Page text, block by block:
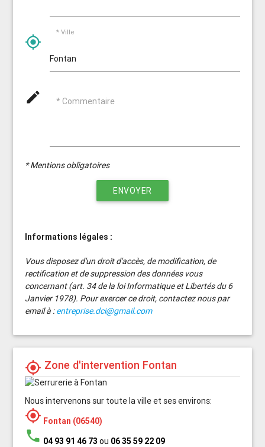
my_location
* Ville
mode_edit * Commentaire
* Mentions obligatoires
ENVOYER
Informations légales :
Vous disposez d'un droit d'accès, de modification, de
rectification et de suppression des données vous
concernant (art. 34 de la loi Informatique et Libertés du 6
Janvier 1978). Pour exercer ce droit, contactez nous par
email à :entreprise.dci@gmail.com
my_location Zone d'intervention Fontan
Nous intervenons sur toute la ville et ses environs:
my_location Fontan (06540)
phone 04 93 91 46 73 ou 06 35 59 22 09